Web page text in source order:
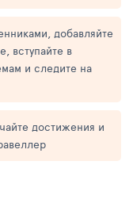
добавляйте
вступайте в
и следите на
достижения и